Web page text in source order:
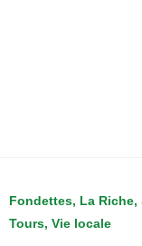
Fondettes, La Riche,
Tours, Vie locale